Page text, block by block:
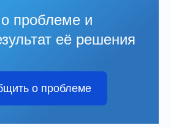
проблеме и
её решения
о проблеме